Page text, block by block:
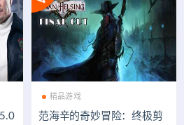
精品游戏
范海辛的奇妙冒险：终极剪